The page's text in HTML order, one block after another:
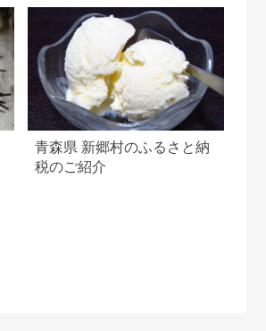
青森県 新郷村のふるさと納
税のご紹介